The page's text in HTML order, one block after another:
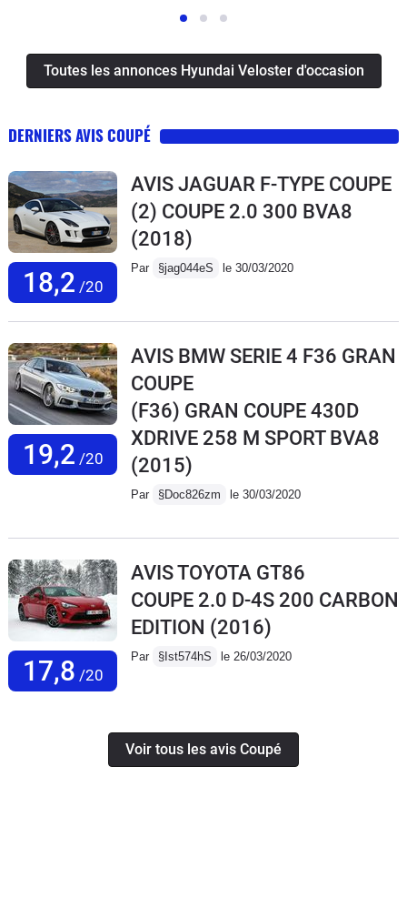
Toutes les annonces Hyundai Veloster d'occasion
DERNIERS AVIS COUPÉ
18,2 /20
AVIS JAGUAR F-TYPE COUPE
(2) COUPE 2.0 300 BVA8
(2018)
Par §jag044eS le 30/03/2020
19,2 /20
AVIS BMW SERIE 4 F36 GRAN
COUPE
(F36) GRAN COUPE 430D
XDRIVE 258 M SPORT BVA8
(2015)
Par §Doc826zm le 30/03/2020
17,8 /20
AVIS TOYOTA GT86
COUPE 2.0 D-4S 200 CARBON
EDITION (2016)
Par §Ist574hS le 26/03/2020
Voir tous les avis Coupé